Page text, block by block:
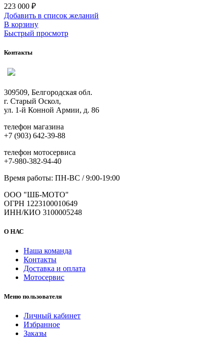
223 000 ₽
Добавить в список желаний
В корзину
Быстрый просмотр
Контакты
309509, Белгородская обл.
г. Старый Оскол,
ул. 1-й Конной Армии, д. 86
телефон магазина
+7 (903) 642-39-88
телефон мотосервиса
+7-980-382-94-40
Время работы: ПН-ВС / 9:00-19:00
ООО "ШБ-МОТО"
ОГРН 1223100010649
ИНН/КИО 3100005248
О НАС
Наша команда
Контакты
Доставка и оплата
Мотосервис
Меню пользователя
Личный кабинет
Избранное
Заказы